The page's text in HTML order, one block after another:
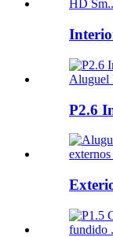
P2.6